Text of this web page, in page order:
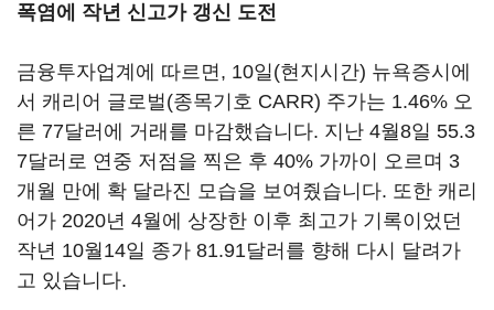
폭염에 작년 신고가 갱신 도전
금융투자업계에 따르면, 10일(현지시간) 뉴욕증시에
서 캐리어 글로벌(종목기호 CARR) 주가는 1.46% 오
른 77달러에 거래를 마감했습니다. 지난 4월8일 55.3
7달러로 연중 저점을 찍은 후 40% 가까이 오르며 3
개월 만에 확 달라진 모습을 보여줬습니다. 또한 캐리
어가 2020년 4월에 상장한 이후 최고가 기록이었던
작년 10월14일 종가 81.91달러를 향해 다시 달려가
고 있습니다.